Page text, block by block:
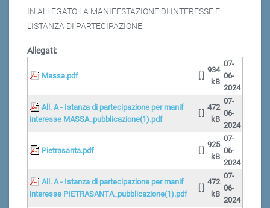
IN ALLEGATO LA MANIFESTAZIONE DI INTERESSE E
L'ISTANZA DI PARTECIPAZIONE.
Allegati:
Massa.pdf
934
kB
07-
06-
2024
All. A - Istanza di partecipazione per manif
interesse MASSA_pubblicazione(1).pdf
472
kB
07-
06-
2024
Pietrasanta.pdf
925
kB
07-
06-
2024
All. A - Istanza di partecipazione per manif
interesse PIETRASANTA_pubblicazione(1).pdf
472
kB
07-
06-
2024